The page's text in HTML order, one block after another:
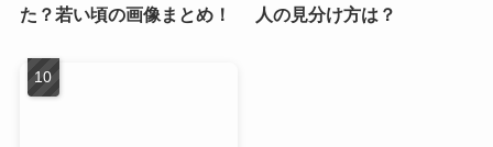
た？若い頃の画像まとめ！
人の見分け方は？